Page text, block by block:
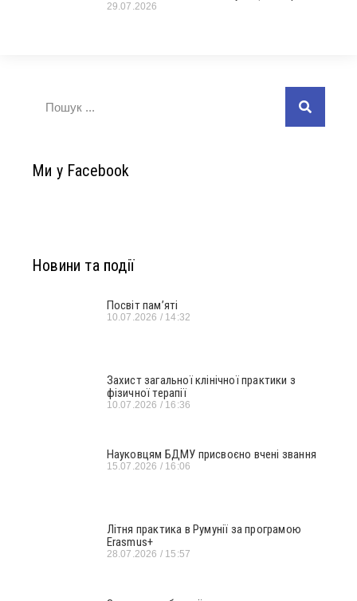
29.07.2026
Ми у Facebook
Новини та події
Посвіт пам’яті
10.07.2026 14:32
Захист загальної клінічної практики з
фізичної терапії
10.07.2026 16:36
Науковцям БДМУ присвоєно вчені звання
15.07.2026 16:06
Літня практика в Румунії за програмою
Erasmus+
28.07.2026 15:57